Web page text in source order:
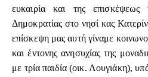
ευκαιρία και της
Δημοκρατίας στο νησί κας
επίσκεψη μας αυτή γίναμε
και έντονης ανησυχίας της
με τρία παιδία (οικ. Λουγιάκη),